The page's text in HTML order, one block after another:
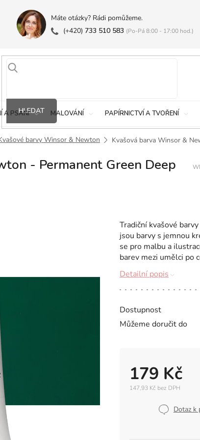
Máte otázky? Rádi pomůžeme.
(+420) 733 510 583 (Po-Pá 8:00 - 17:00 hod.)
HLEDAT
A PSANÍ MALOVÁNÍ PAPÍRNICTVÍ A TVOŘENÍ
barvy Winsor & Newton Kvašová barva Winsor &
- Permanent Green Deep
Dostupnost
Můžeme doručit do
179 Kč
147,93 Kč bez DPH
Dotaz k
Tradiční kvašové
jsou barvy s jemnou
se pro malbu a
barev mezi umělci po
Detailní popis